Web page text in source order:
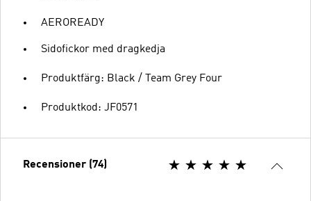
AEROREADY
Sidofickor med dragkedja
Produktfärg: Black / Team Grey Four
Produktkod: JF0571
Recensioner (74)